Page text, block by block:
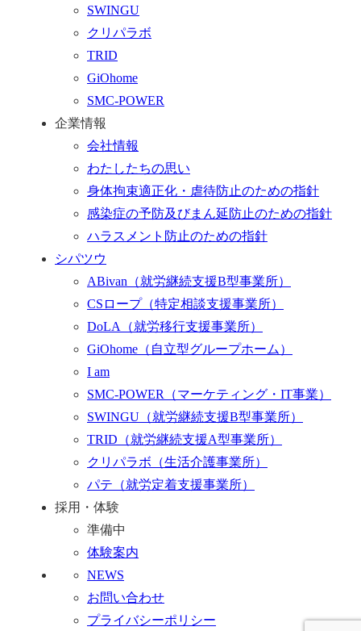
SWINGU
クリパラボ
TRID
GiOhome
SMC-POWER
企業情報
会社情報
わたしたちの思い
身体拘束適正化・虐待防止のための指針
感染症の予防及びまん延防止のための指針
ハラスメント防止のための指針
シパツウ
ABivan （就労継続支援B型事業所）
CSロープ （特定相談支援事業所）
DoLA （就労移行支援事業所）
GiOhome （自立型グループホーム）
I am
SMC-POWER （マーケティング・IT事業）
SWINGU （就労継続支援B型事業所）
TRID （就労継続支援A型事業所）
クリパラボ （生活介護事業所）
パテ （就労定着支援事業所）
採用・体験
準備中
体験案内
NEWS
お問い合わせ
プライバシーポリシー